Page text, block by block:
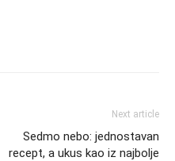
Next article
Sedmo nebo: jednostavan
recept, a ukus kao iz najbolje